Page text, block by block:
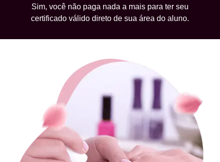
Sim, você não paga nada a mais para ter seu
certificado válido direto de sua área do aluno.